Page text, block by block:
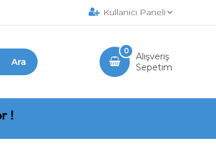
Kullanıcı Paneli
Alışveriş
Sepetim
0